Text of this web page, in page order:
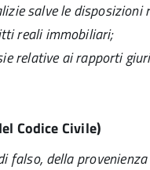
salve le disposizioni
reali immobiliari;
relative ai rapporti
Codice Civile)
falso, della